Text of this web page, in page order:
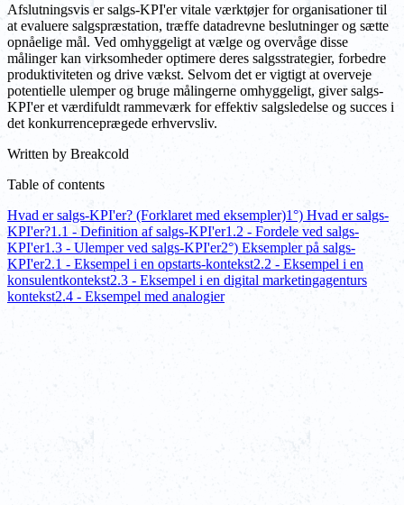
Afslutningsvis er salgs-KPI'er vitale værktøjer for organisationer til
at evaluere salgspræstation, træffe datadrevne beslutninger og sætte
opnåelige mål. Ved omhyggeligt at vælge og overvåge disse
målinger kan virksomheder optimere deres salgsstrategier, forbedre
produktiviteten og drive vækst. Selvom det er vigtigt at overveje
potentielle ulemper og bruge målingerne omhyggeligt, giver salgs-
KPI'er et værdifuldt rammeværk for effektiv salgsledelse og succes i
det konkurrenceprægede erhvervsliv.
Written by Breakcold
Table of contents
Hvad er salgs-KPI'er? (Forklaret med eksempler)1°) Hvad er salgs-
KPI'er?1.1 - Definition af salgs-KPI'er1.2 - Fordele ved salgs-
KPI'er1.3 - Ulemper ved salgs-KPI'er2°) Eksempler på salgs-
KPI'er2.1 - Eksempel i en opstarts-kontekst2.2 - Eksempel i en
konsulentkontekst2.3 - Eksempel i en digital marketingagenturs
kontekst2.4 - Eksempel med analogier